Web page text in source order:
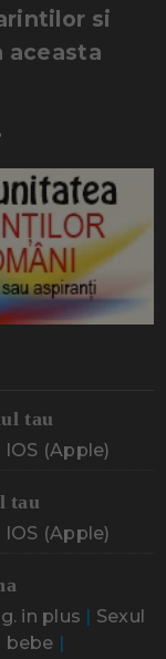
si
aceasta
tau
(Apple)
tau
(Apple)
in plus | Sexul
bebe |